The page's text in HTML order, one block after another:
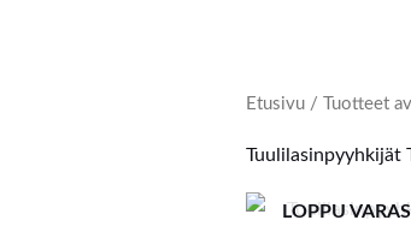
Etusivu/ Tuotteet
Tuulilasinpyyhkijät
LOPPU